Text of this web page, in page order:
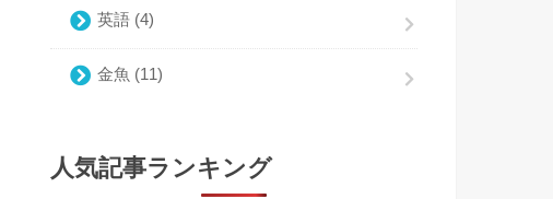
英語 (4)
金魚 (11)
人気記事ランキング